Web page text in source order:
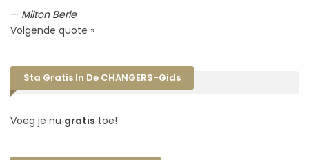
— Milton Berle
Volgende quote »
Sta Gratis In De CHANGERS-Gids
Voeg je nu gratis toe!